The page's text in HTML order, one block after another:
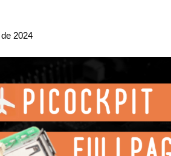
2024